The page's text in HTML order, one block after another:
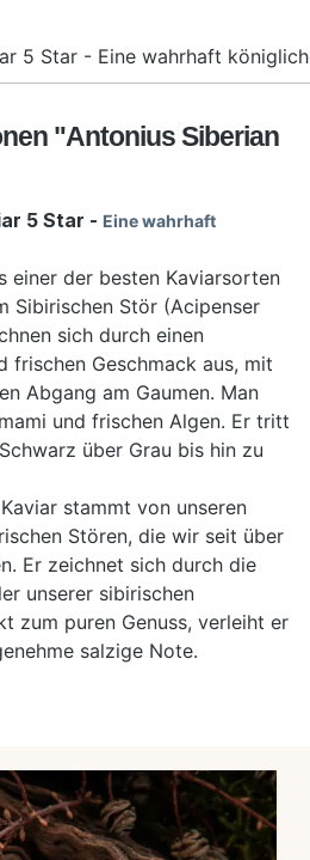
5 Star - Eine wahrhaft
"Antonius Siberian
5 Star - Eine wahrhaft
einer der besten Kaviarsorten
Sibirischen Stör (Acipenser
sich durch einen
frischen Geschmack aus, mit
Abgang am Gaumen. Man
und frischen Algen. Er tritt
über Grau bis hin zu
stammt von unseren
Stören, die wir seit über
Er zeichnet sich durch die
unserer sibirischen
zum puren Genuss, verleiht er
salzige Note.